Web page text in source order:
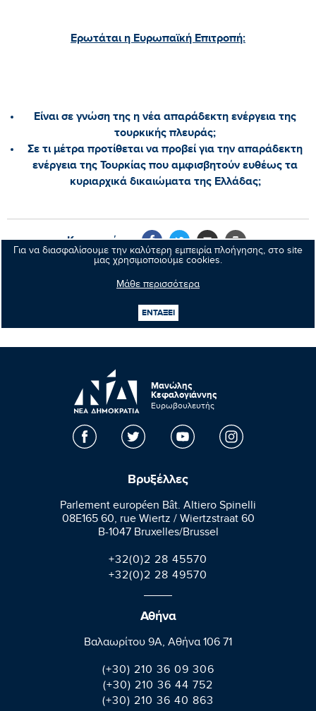
Για να διασφαλίσουμε την καλύτερη εμπειρία πλοήγησης, στο site
μας χρησιμοποιούμε cookies.
Μάθε περισσότερα
ΕΝΤΑΞΕΙ
Ερωτάται η Ευρωπαϊκή Επιτροπή:
Είναι σε γνώση της η νέα απαράδεκτη ενέργεια της
τουρκικής πλευράς;
Σε τι μέτρα προτίθεται να προβεί για την απαράδεκτη
ενέργεια της Τουρκίας που αμφισβητούν ευθέως τα
κυριαρχικά δικαιώματα της Ελλάδας;
Κοινοποιήστε:
Προηγούμενο νέο
Επόμενο νέο
Μανώλης
Κεφαλογιάννης
Ευρωβουλευτής
Βρυξέλλες
Parlement européen Bât. Altiero Spinelli
08E165 60, rue Wiertz / Wiertzstraat 60
B-1047 Bruxelles/Brussel
+32(0)2 28 45570
+32(0)2 28 49570
Αθήνα
Βαλαωρίτου 9A, Aθήνα 106 71
(+30) 210 36 09 306
(+30) 210 36 44 752
(+30) 210 36 40 863